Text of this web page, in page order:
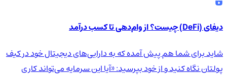
دیفای (DeFi) چیست؟ از وام‌دهی تا کسب درآمد
شاید برای شما هم پیش آمده که به دارایی‌های دیجیتال خود در کیف
پولتان نگاه کنید و از خود بپرسید: «آیا این سرمایه می‌تواند کاری